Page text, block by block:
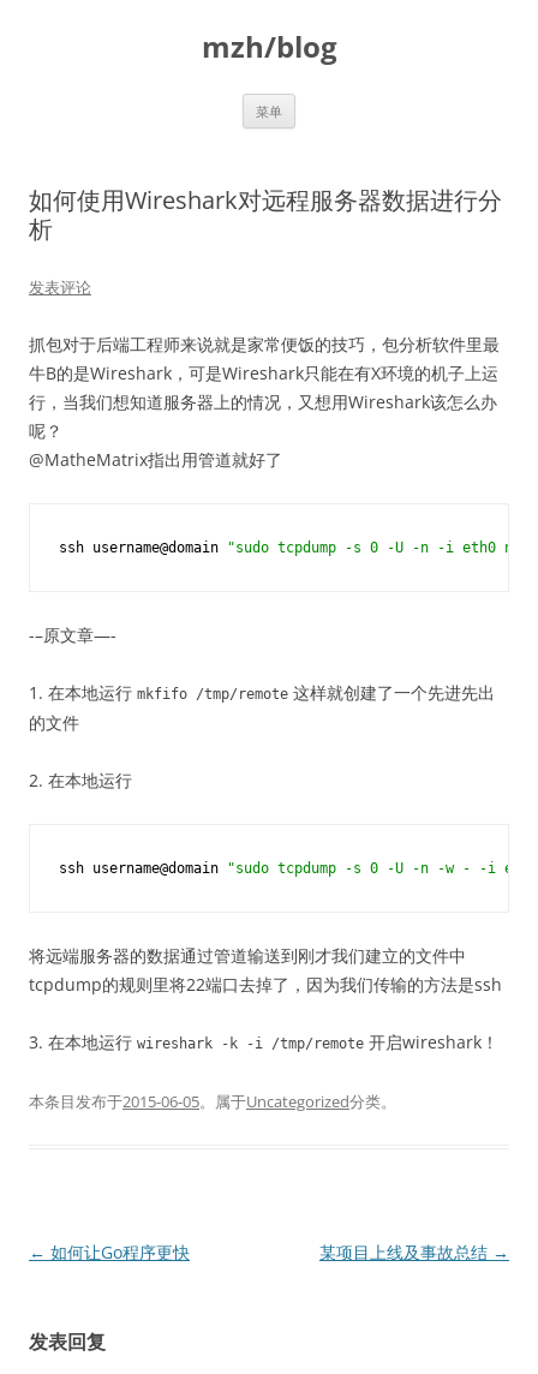
mzh/blog
菜单
如何使用Wireshark对远程服务器数据进行分
析
发表评论
抓包对于后端工程师来说就是家常便饭的技巧，包分析软件里最
牛B的是Wireshark，可是Wireshark只能在有X环境的机子上运
行，当我们想知道服务器上的情况，又想用Wireshark该怎么办
呢？
@MatheMatrix指出用管道就好了
ssh username@domain "sudo tcpdump -s 0 -U -n -i eth0
-–原文章—-
1. 在本地运行 mkfifo /tmp/ remote 这样就创建了一个先进先出
的文件
2. 在本地运行
ssh username@domain "sudo tcpdump -s 0 -U -n -w - -i
将远端服务器的数据通过管道输送到刚才我们建立的文件中
tcpdump的规则里将22端口去掉了，因为我们传输的方法是ssh
3. 在本地运行 wireshark - k -i /tmp/ remote 开启wireshark！
本条目发布于2015-06-05。属于Uncategorized分类。
文
航
← 如何让Go程序更快 某项目上线及事故总结 →
发表回复